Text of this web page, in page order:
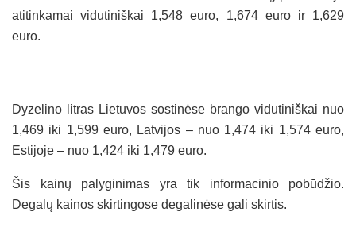
atitinkamai vidutiniškai 1,548 euro, 1,674 euro ir 1,629
euro.
Dyzelino litras Lietuvos sostinėse brango vidutiniškai nuo
1,469 iki 1,599 euro, Latvijos – nuo 1,474 iki 1,574 euro,
Estijoje – nuo 1,424 iki 1,479 euro.
Šis kainų palyginimas yra tik informacinio pobūdžio.
Degalų kainos skirtingose degalinėse gali skirtis.